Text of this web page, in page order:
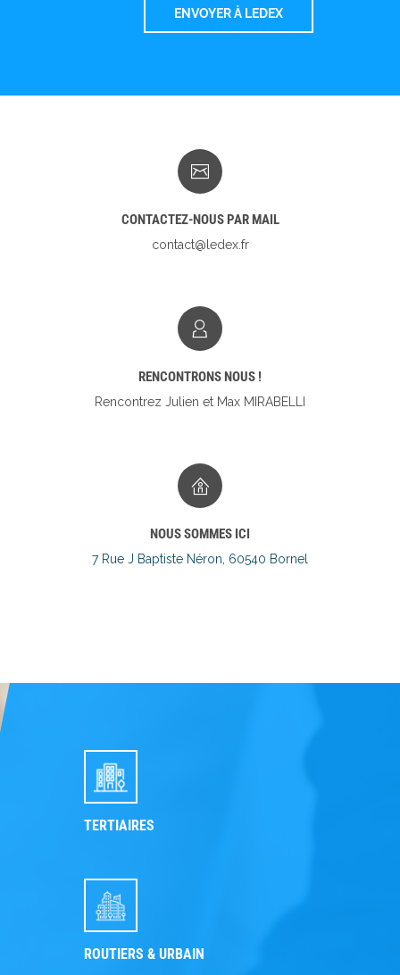
CONTACTEZ-NOUS PAR MAIL
contact@ledex.fr
RENCONTRONS NOUS !
Rencontrez Julien et Max MIRABELLI
NOUS SOMMES ICI
7 Rue J Baptiste Néron, 60540 Bornel
TERTIAIRES
ROUTIERS & URBAIN